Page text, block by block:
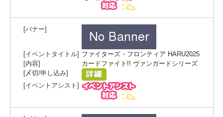
ファイターズ・フロンティア HARU2025
カードファイト!! ヴァンガードシリーズ